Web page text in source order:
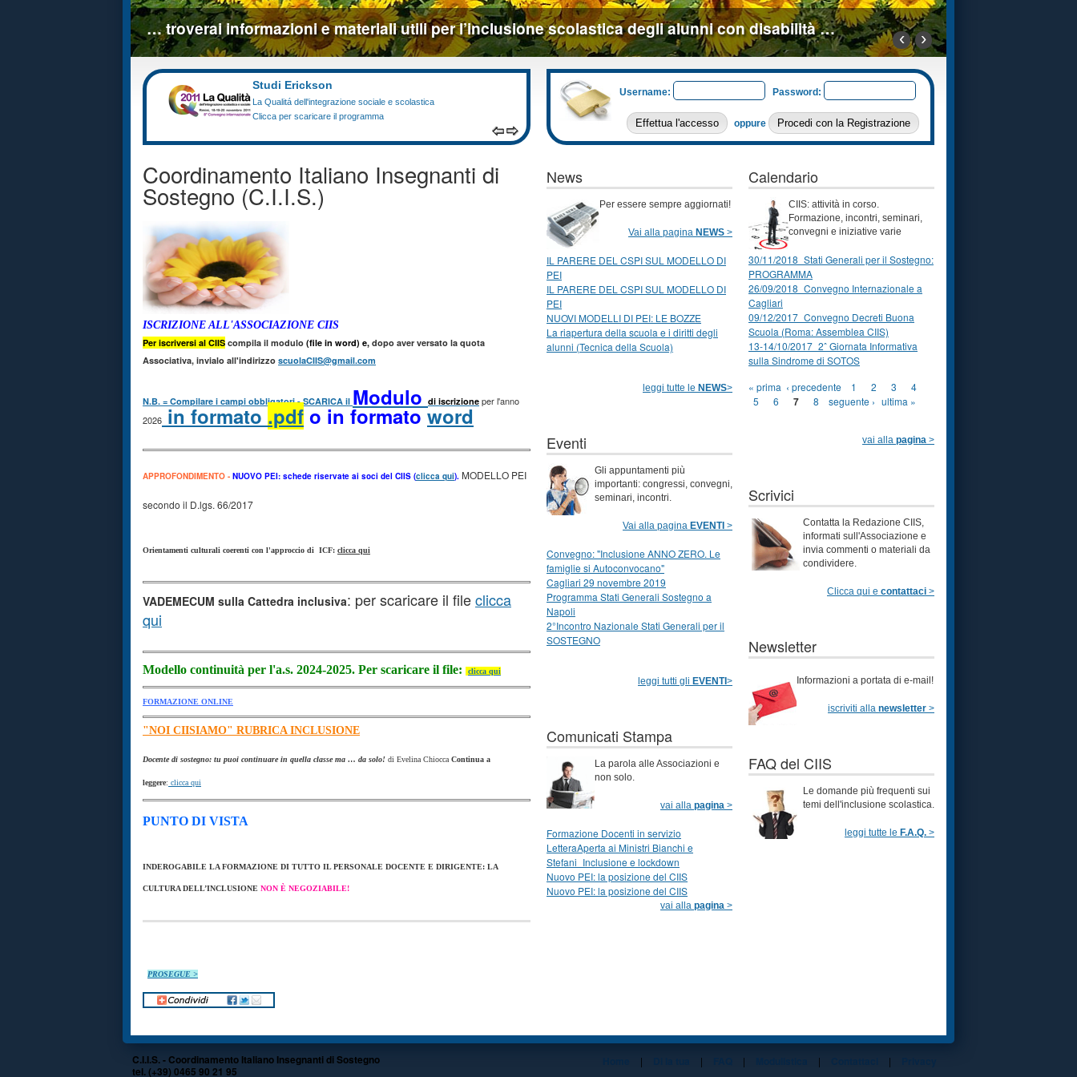
… troverai informazioni e materiali utili per l’inclusione scolastica degli alunni con disabilità … ‹ ›
Studi Erickson
La Qualitá dell'integrazione sociale e scolastica
Clicca per scaricare il programma
Business Research Srl
Web Agency a Padova
Tel: 049 8078678 - info@busnet.it
Disturbi di
apprendimento
Clicca qui per approfondire
Coordinamento Italiano Insegnanti di
Sostegno (C.I.I.S.)
ISCRIZIONE ALL'ASSOCIAZIONE CIIS
Per iscriversi al CIIS compila il modulo (file in word) e, dopo aver versato la quota
Associativa, invialo all'indirizzo scuolaCIIS@gmail.com
N.B. = Compilare i campi obbligatori - SCARICA il Modulo di iscrizione per l'anno
2026 in formato .pdf o in formatoword
APPROFONDIMENTO - NUOVO PEI: schede riservate ai soci del CIIS (clicca qui). MODELLO PEI
secondo il D.lgs. 66/2017
Orientamenti culturali coerenti con l'approccio di ICF: clicca qui
VADEMECUM sulla Cattedra inclusiva: per scaricare il fileclicca
qui
Modello continuità per l'a.s. 2024-2025. Per scaricare il file: clicca qui
FORMAZIONE ONLINE
"NOI CIISIAMO" RUBRICA INCLUSIONE
Docente di sostegno: tu puoi continuare in quella classe ma … da solo! di Evelina Chiocca Continua a
leggere: clicca qui
PUNTO DI VISTA
INDEROGABILE LA FORMAZIONE DI TUTTO IL PERSONALE DOCENTE E DIRIGENTE: LA
CULTURA DELL’INCLUSIONE NON È NEGOZIABILE!
PROSEGUE >
Username: Password:
oppure
News
Per essere sempre aggiornati!
Vai alla pagina NEWS >
IL PARERE DEL CSPI SUL MODELLO DI
PEI
IL PARERE DEL CSPI SUL MODELLO DI
PEI
NUOVI MODELLI DI PEI: LE BOZZE
La riapertura della scuola e i diritti degli
alunni (Tecnica della Scuola)
leggi tutte le NEWS>
Eventi
Gli appuntamenti più
importanti: congressi, convegni,
seminari, incontri.
Vai alla pagina EVENTI >
Convegno: "Inclusione ANNO ZERO. Le
famiglie si Autoconvocano"
Cagliari 29 novembre 2019
Programma Stati Generali Sostegno a
Napoli
2°Incontro Nazionale Stati Generali per il
SOSTEGNO
leggi tutti gli EVENTI>
Comunicati Stampa
La parola alle Associazioni e
non solo.
vai alla pagina >
Formazione Docenti in servizio
LetteraAperta ai Ministri Bianchi e
Stefani_Inclusione e lockdown
Nuovo PEI: la posizione del CIIS
Nuovo PEI: la posizione del CIIS
vai alla pagina >
Calendario
CIIS: attività in corso.
Formazione, incontri, seminari,
convegni e iniziative varie
30/11/2018_Stati Generali per il Sostegno:
PROGRAMMA
26/09/2018_Convegno Internazionale a
Cagliari
09/12/2017_Convegno Decreti Buona
Scuola (Roma: Assemblea CIIS)
13-14/10/2017_2ˆ Giornata Informativa
sulla Sindrome di SOTOS
« prima ‹ precedente 1 2 3
4
5
6 7 8 seguente › ultima »
vai alla pagina >
Scrivici
Contatta la Redazione CIIS,
informati sull'Associazione e
invia commenti o materiali da
condividere.
Clicca qui e contattaci >
Newsletter
Informazioni a portata di e-mail!
iscriviti alla newsletter >
FAQ del CIIS
Le domande più frequenti sui
temi dell'inclusione scolastica.
leggi tutte le F.A.Q. >
C.I.I.S. - Coordinamento Italiano Insegnanti di Sostegno
tel. (+39) 0465 90 21 95
| | | | |